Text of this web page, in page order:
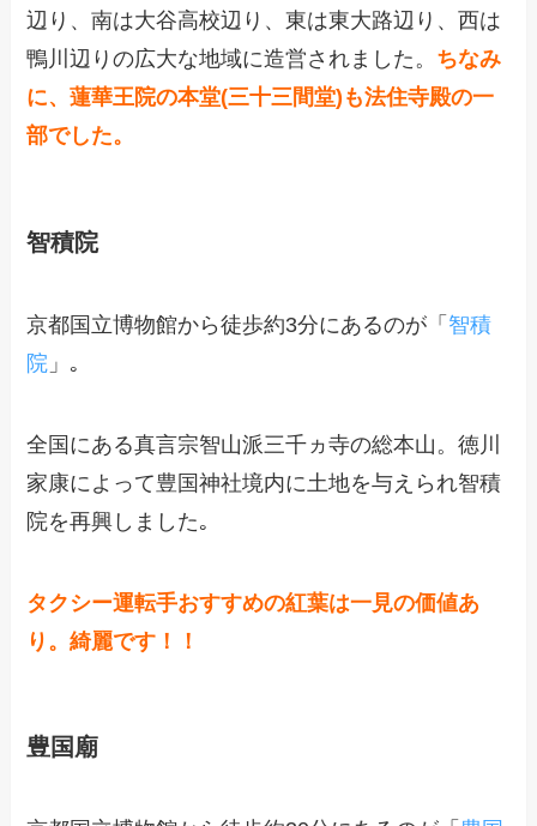
辺り、南は大谷高校辺り、東は東大路辺り、西は
鴨川辺りの広大な地域に造営されました。 ちなみ
に、蓮華王院の本堂(三十三間堂)も法住寺殿の一
部でした。
智積院
京都国立博物館から徒歩約3分にあるのが「 智積
院 」｡
全国にある真言宗智山派三千ヵ寺の総本山。徳川
家康によって豊国神社境内に土地を与えられ智積
院を再興しました｡
タクシー運転手おすすめの紅葉は一見の価値あ
り。綺麗です！！
豊国廟